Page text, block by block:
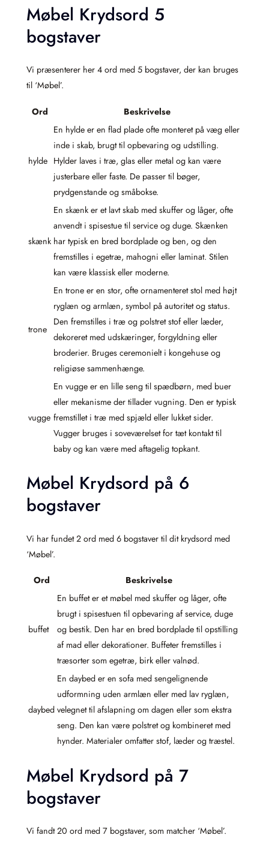
Møbel Krydsord 5
bogstaver
Vi præsenterer her 4 ord med 5 bogstaver, der kan bruges
til ‘Møbel’.
Ord Beskrivelse
hylde
En hylde er en flad plade ofte monteret på væg eller
inde i skab, brugt til opbevaring og udstilling.
Hylder laves i træ, glas eller metal og kan være
justerbare eller faste. De passer til bøger,
prydgenstande og småbokse.
skænk
En skænk er et lavt skab med skuffer og låger, ofte
anvendt i spisestue til service og duge. Skænken
har typisk en bred bordplade og ben, og den
fremstilles i egetræ, mahogni eller laminat. Stilen
kan være klassisk eller moderne.
trone
En trone er en stor, ofte ornamenteret stol med højt
ryglæn og armlæn, symbol på autoritet og status.
Den fremstilles i træ og polstret stof eller læder,
dekoreret med udskæringer, forgyldning eller
broderier. Bruges ceremonielt i kongehuse og
religiøse sammenhænge.
vugge
En vugge er en lille seng til spædbørn, med buer
eller mekanisme der tillader vugning. Den er typisk
fremstillet i træ med spjæld eller lukket sider.
Vugger bruges i soveværelset for tæt kontakt til
baby og kan være med aftagelig topkant.
Møbel Krydsord på 6
bogstaver
Vi har fundet 2 ord med 6 bogstaver til dit krydsord med
‘Møbel’.
Ord Beskrivelse
buffet
En buffet er et møbel med skuffer og låger, ofte
brugt i spisestuen til opbevaring af service, duge
og bestik. Den har en bred bordplade til opstilling
af mad eller dekorationer. Buffeter fremstilles i
træsorter som egetræ, birk eller valnød.
daybed
En daybed er en sofa med sengelignende
udformning uden armlæn eller med lav ryglæn,
velegnet til afslapning om dagen eller som ekstra
seng. Den kan være polstret og kombineret med
hynder. Materialer omfatter stof, læder og træstel.
Møbel Krydsord på 7
bogstaver
Vi fandt 20 ord med 7 bogstaver, som matcher ‘Møbel’.